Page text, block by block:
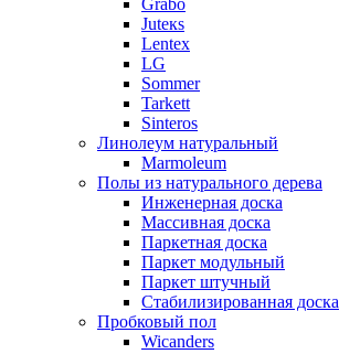
Juteкs
Lentex
LG
Sommer
Tarkett
Sinteros
Линолеум натуральный
Marmoleum
Полы из натурального дерева
Инженерная доска
Массивная доска
Паркетная доска
Паркет модульный
Паркет штучный
Стабилизированная доска
Пробковый пол
Wicanders